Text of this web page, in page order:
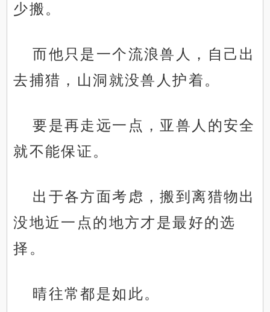
少搬。
而他只是一个流浪兽人，自己出
去捕猎，山洞就没兽人护着。
要是再走远一点，亚兽人的安全
就不能保证。
出于各方面考虑，搬到离猎物出
没地近一点的地方才是最好的选
择。
晴往常都是如此。